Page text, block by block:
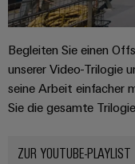
&
Gas
Sicherer
Betrieb
mit
vernetzten
Lösungen
Prozessindustrie
Automation
Industrial
IoT
Industrial
Industrial
Systeme
Industrial
Ethernet
Touch-
PSIRT
Digitale
Solution
Partner
finden
Solution
Partner
Begleiten Sie einen
unserer Video-Trilogie
seine Arbeit einfacher
Sie die gesamte Trilogie.
ZUR YOUTUBE-PLAYLIST